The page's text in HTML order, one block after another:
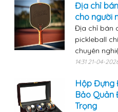
Địa chỉ
cho người
Địa chỉ bán
pickleball
chuyên
14:31 21-04-
Hộp Đựng
Bảo Quản
Trọng